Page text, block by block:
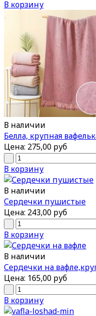
В корзину
В наличии
Белла, крупная
Цена: 275,00 руб
В корзину
В наличии
Сердечки пушистые
Цена: 243,00 руб
В корзину
В наличии
Сердечки на
Цена: 165,00 руб
В корзину